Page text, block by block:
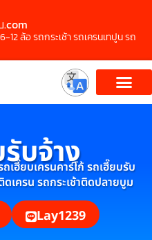
.com
ล้อ รถกระเช้า รถเครนเทปูน รถ
บจ้าง
เฮี๊ยบเครนคาร์โก้ รถเฮี๊ยบรับ
เครน รถกระเช้าติดปลายบูม
Lay1239